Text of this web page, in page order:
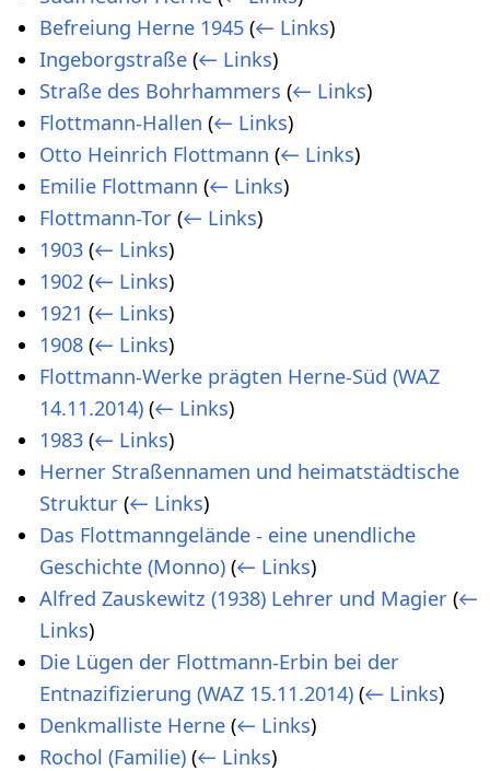
Befreiung Herne 1945 (← Links)
Ingeborgstraße (← Links)
Straße des Bohrhammers (← Links)
Flottmann-Hallen (← Links)
Otto Heinrich Flottmann (← Links)
Emilie Flottmann (← Links)
Flottmann-Tor (← Links)
1903 (← Links)
1902 (← Links)
1921 (← Links)
1908 (← Links)
Flottmann-Werke prägten Herne-Süd (WAZ
14.11.2014) (← Links)
1983 (← Links)
Herner Straßennamen und heimatstädtische
Struktur (← Links)
Das Flottmanngelände - eine unendliche
Geschichte (Monno) (← Links)
Alfred Zauskewitz (1938) Lehrer und Magier (←
Links)
Die Lügen der Flottmann-Erbin bei der
Entnazifizierung (WAZ 15.11.2014) (← Links)
Denkmalliste Herne (← Links)
Rochol (Familie) (← Links)